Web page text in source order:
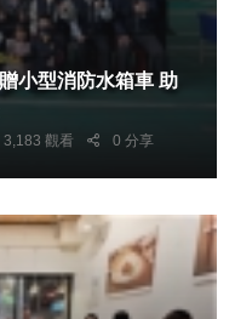
型消防水箱車 助
3,183 觀看 0 分享